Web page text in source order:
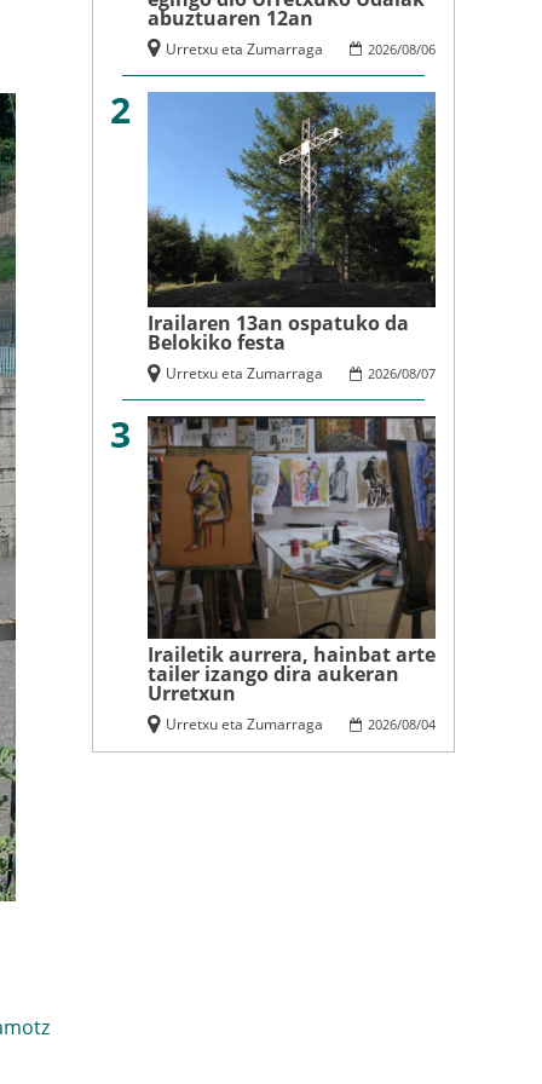
abuztuaren 12an
2026/08/06
Urretxu eta Zumarraga
2
Irailaren 13an ospatuko da
Belokiko festa
2026/08/07
Urretxu eta Zumarraga
3
Irailetik aurrera, hainbat arte
tailer izango dira aukeran
Urretxun
2026/08/04
Urretxu eta Zumarraga